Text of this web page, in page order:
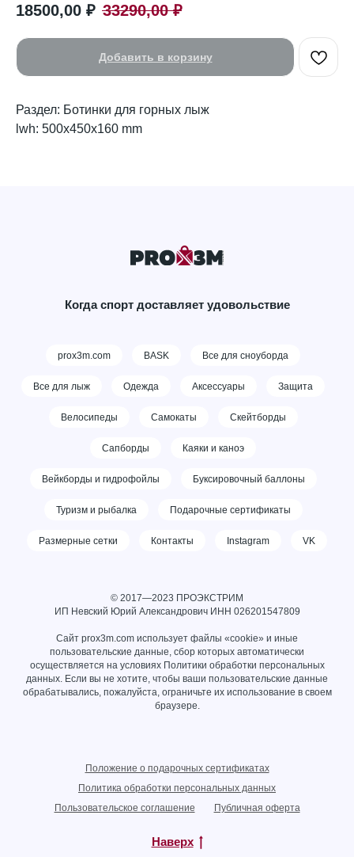
18500,00 ₽ 33290,00 ₽
Добавить в корзину
Раздел: Ботинки для горных лыж
lwh: 500x450x160 mm
Когда спорт доставляет удовольствие
prox3m.com BASK Все для сноуборда
Все для лыж Одежда Аксессуары Защита
Велосипеды Самокаты Скейтборды
Сапборды Каяки и каноэ
Вейкборды и гидрофойлы Буксировочный баллоны
Туризм и рыбалка Подарочные сертификаты
Размерные сетки Контакты Instagram VK
© 2017—2023 ПРОЭКСТРИМ
ИП Невский Юрий Александрович ИНН 026201547809
Сайт prox3m.com использует файлы «cookie» и иные
пользовательские данные, сбор которых автоматически
осуществляется на условиях Политики обработки персональных
данных. Если вы не хотите, чтобы ваши пользовательские данные
обрабатывались, пожалуйста, ограничьте их использование в своем
браузере.
Положение о подарочных сертификатах
Политика обработки персональных данных
Пользовательское соглашение
Публичная оферта
Наверх